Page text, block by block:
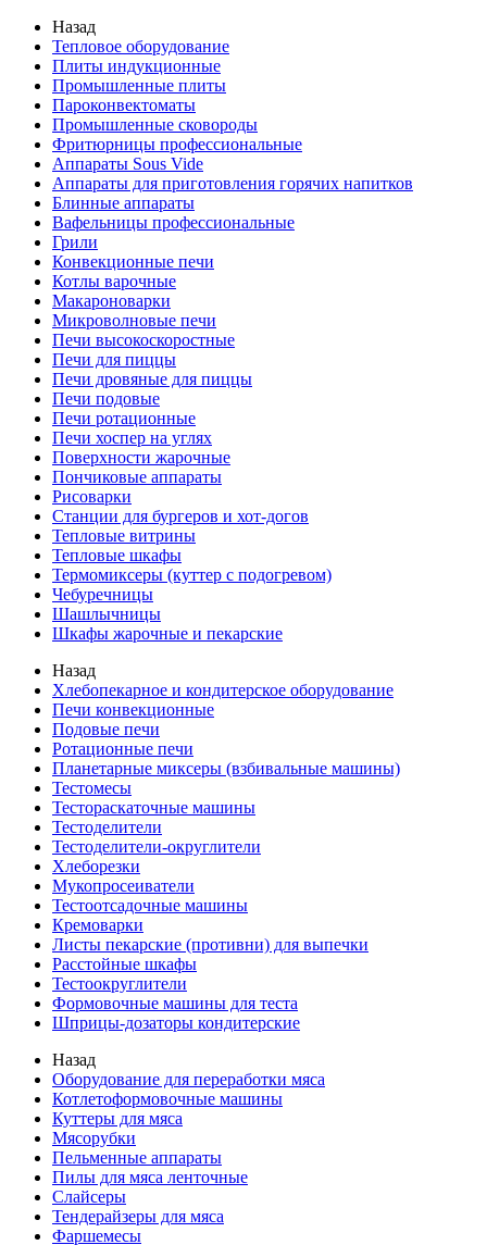
Назад
Тепловое оборудование
Плиты индукционные
Промышленные плиты
Пароконвектоматы
Промышленные сковороды
Фритюрницы профессиональные
Аппараты Sous Vide
Аппараты для приготовления горячих напитков
Блинные аппараты
Вафельницы профессиональные
Грили
Конвекционные печи
Котлы варочные
Макароноварки
Микроволновые печи
Печи высокоскоростные
Печи для пиццы
Печи дровяные для пиццы
Печи подовые
Печи ротационные
Печи хоспер на углях
Поверхности жарочные
Пончиковые аппараты
Рисоварки
Станции для бургеров и хот-догов
Тепловые витрины
Тепловые шкафы
Термомиксеры (куттер с подогревом)
Чебуречницы
Шашлычницы
Шкафы жарочные и пекарские
Назад
Хлебопекарное и кондитерское оборудование
Печи конвекционные
Подовые печи
Ротационные печи
Планетарные миксеры (взбивальные машины)
Тестомесы
Тестораскаточные машины
Тестоделители
Тестоделители-округлители
Хлеборезки
Мукопросеиватели
Тестоотсадочные машины
Кремоварки
Листы пекарские (противни) для выпечки
Расстойные шкафы
Тестоокруглители
Формовочные машины для теста
Шприцы-дозаторы кондитерские
Назад
Оборудование для переработки мяса
Котлетоформовочные машины
Куттеры для мяса
Мясорубки
Пельменные аппараты
Пилы для мяса ленточные
Слайсеры
Тендерайзеры для мяса
Фаршемесы